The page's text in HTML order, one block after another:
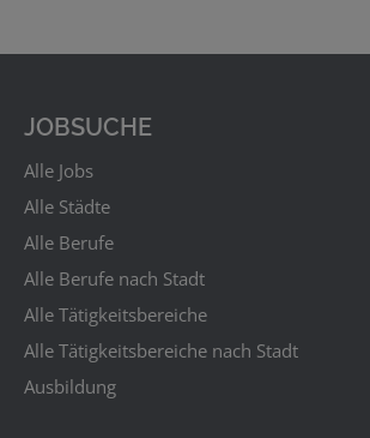
JOBSUCHE
Alle Jobs
Alle Städte
Alle Berufe
Alle Berufe nach Stadt
Alle Tätigkeitsbereiche
Alle Tätigkeitsbereiche nach Stadt
Ausbildung